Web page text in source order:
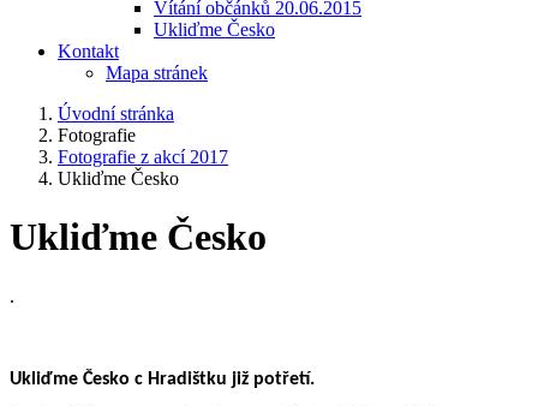
Vítání občánků 20.06.2015
Ukliďme Česko
Kontakt
Mapa stránek
Úvodní stránka
Fotografie
Fotografie z akcí 2017
Ukliďme Česko
Ukliďme Česko
.
Ukliďme Česko c Hradištku již potřetí.